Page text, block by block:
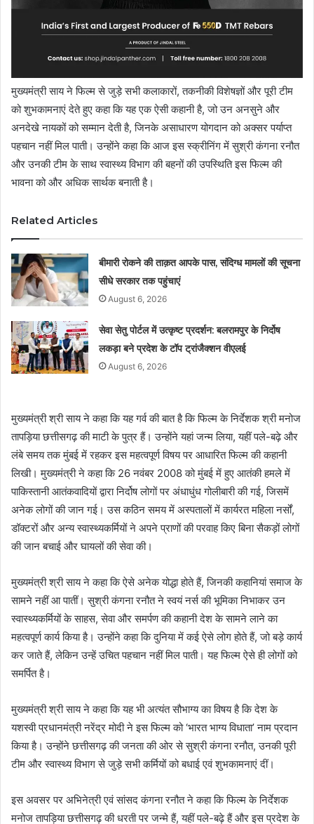
मुख्यमंत्री साय ने फिल्म से जुड़े सभी कलाकारों, तकनीकी विशेषज्ञों और पूरी टीम
को शुभकामनाएं देते हुए कहा कि यह एक ऐसी कहानी है, जो उन अनसुने और
अनदेखे नायकों को सम्मान देती है, जिनके असाधारण योगदान को अक्सर पर्याप्त
पहचान नहीं मिल पाती। उन्होंने कहा कि आज इस स्क्रीनिंग में सुश्री कंगना रनौत
और उनकी टीम के साथ स्वास्थ्य विभाग की बहनों की उपस्थिति इस फिल्म की
भावना को और अधिक सार्थक बनाती है।
Related Articles
बीमारी रोकने की ताक़त आपके पास, संदिग्ध मामलों की सूचना
सीधे सरकार तक पहुंचाएं
August 6, 2026
सेवा सेतु पोर्टल में उत्कृष्ट प्रदर्शन: बलरामपुर के निर्दोष
लकड़ा बने प्रदेश के टॉप ट्रांजैक्शन वीएलई
August 6, 2026
मुख्यमंत्री श्री साय ने कहा कि यह गर्व की बात है कि फिल्म के निर्देशक श्री मनोज
तापड़िया छत्तीसगढ़ की माटी के पुत्र हैं। उन्होंने यहां जन्म लिया, यहीं पले-बढ़े और
लंबे समय तक मुंबई में रहकर इस महत्वपूर्ण विषय पर आधारित फिल्म की कहानी
लिखी। मुख्यमंत्री ने कहा कि 26 नवंबर 2008 को मुंबई में हुए आतंकी हमले में
पाकिस्तानी आतंकवादियों द्वारा निर्दोष लोगों पर अंधाधुंध गोलीबारी की गई, जिसमें
अनेक लोगों की जान गई। उस कठिन समय में अस्पतालों में कार्यरत महिला नर्सों,
डॉक्टरों और अन्य स्वास्थ्यकर्मियों ने अपने प्राणों की परवाह किए बिना सैकड़ों लोगों
की जान बचाई और घायलों की सेवा की।
मुख्यमंत्री श्री साय ने कहा कि ऐसे अनेक योद्धा होते हैं, जिनकी कहानियां समाज के
सामने नहीं आ पातीं। सुश्री कंगना रनौत ने स्वयं नर्स की भूमिका निभाकर उन
स्वास्थ्यकर्मियों के साहस, सेवा और समर्पण की कहानी देश के सामने लाने का
महत्वपूर्ण कार्य किया है। उन्होंने कहा कि दुनिया में कई ऐसे लोग होते हैं, जो बड़े कार्य
कर जाते हैं, लेकिन उन्हें उचित पहचान नहीं मिल पाती। यह फिल्म ऐसे ही लोगों को
समर्पित है।
मुख्यमंत्री श्री साय ने कहा कि यह भी अत्यंत सौभाग्य का विषय है कि देश के
यशस्वी प्रधानमंत्री नरेंद्र मोदी ने इस फिल्म को ‘भारत भाग्य विधाता’ नाम प्रदान
किया है। उन्होंने छत्तीसगढ़ की जनता की ओर से सुश्री कंगना रनौत, उनकी पूरी
टीम और स्वास्थ्य विभाग से जुड़े सभी कर्मियों को बधाई एवं शुभकामनाएं दीं।
इस अवसर पर अभिनेत्री एवं सांसद कंगना रनौत ने कहा कि फिल्म के निर्देशक
मनोज तापड़िया छत्तीसगढ़ की धरती पर जन्मे हैं, यहीं पले-बढ़े हैं और इस प्रदेश के